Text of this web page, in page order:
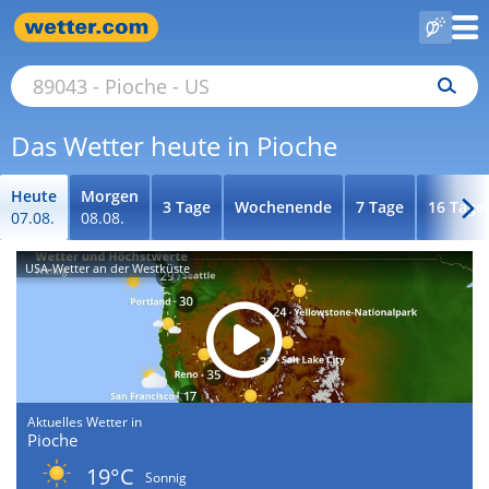
Das Wetter heute in Pioche
Heute
07.08.
Morgen
08.08.
3 Tage Wochenende 7 Tage 16 Tage
USA-Wetter an der Westküste
Aktuelles Wetter in
Pioche
19°C
Sonnig